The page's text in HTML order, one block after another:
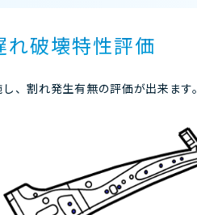
破壊特性評価
、割れ発生有無の評価が出来ます。